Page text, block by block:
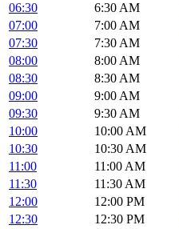
06:30
6:30 AM
07:00
7:00 AM
07:30
7:30 AM
08:00
8:00 AM
08:30
8:30 AM
09:00
9:00 AM
09:30
9:30 AM
10:00
10:00 AM
10:30
10:30 AM
11:00
11:00 AM
11:30
11:30 AM
12:00
12:00 PM
12:30
12:30 PM